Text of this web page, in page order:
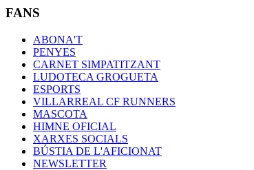
FANS
ABONA'T
PENYES
CARNET SIMPATITZANT
LUDOTECA GROGUETA
ESPORTS
VILLARREAL CF RUNNERS
MASCOTA
HIMNE OFICIAL
XARXES SOCIALS
BÚSTIA DE L'AFICIONAT
NEWSLETTER